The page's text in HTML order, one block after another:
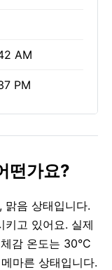
AM
PM
떤가요?
맑음 상태입니다.
키고 있어요. 실제
감 온도는 30°C
마른 상태입니다.